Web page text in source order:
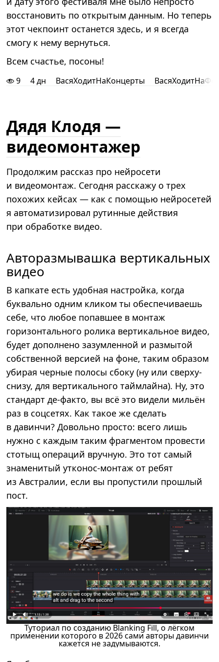
восстановить по открытым данным. Но теперь
этот чекпоинт останется здесь, и я всегда
смогу к нему вернуться.
Всем счастье, посоны!
9 4 дн ВасяХодитНаКонцерты
Дядя Клодя —
видеомонтажер
Продолжим рассказ про нейросети
и видеомонтаж. Сегодня расскажу о трех
похожих кейсах — как с помощью нейросетей
я автоматизировал рутинные действия
при обработке видео.
Авторазмывашка вертикальных
видео
В капкате есть удобная настройка, когда
буквально одним кликом ты обеспечиваешь
себе, что любое попавшее в монтаж
горизонтального ролика вертикальное видео,
будет дополнено зазумленной и размытой
собственной версией на фоне, таким образом
убирая черные полосы сбоку (ну или сверху-
снизу, для вертикального таймлайна). Ну, это
стандарт де-факто, вы всё это видели мильён
раз в соцсетях. Как такое же сделать
в давинчи? Довольно просто: всего лишь
нужно с каждым таким фрагментом провести
стотыщ операций вручную. Это тот самый
знаменитый утконос-монтаж от ребят
из Австралии, если вы пропустили прошлый
пост.
Туториал по созданию Blanking Fill, о лёгком
применении которого в 2026 сами авторы давинчи
кажется не задумываются.